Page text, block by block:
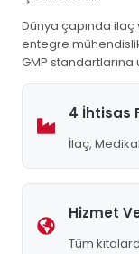
Dünya çapında
entegre
GMP
4 İhtisas
İlaç,
Hizmet
Tüm